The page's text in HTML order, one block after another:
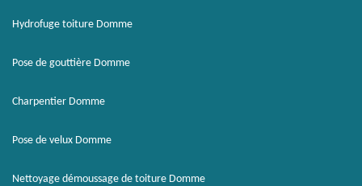
Hydrofuge toiture Domme
Pose de gouttière Domme
Charpentier Domme
Pose de velux Domme
Nettoyage démoussage de toiture Domme